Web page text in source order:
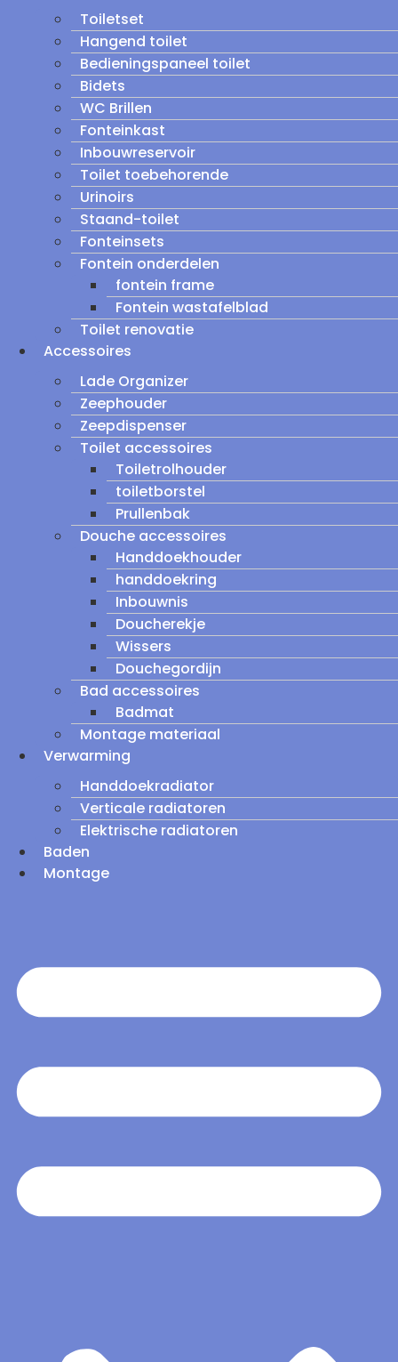
Toiletset
Hangend toilet
Bedieningspaneel toilet
Bidets
WC Brillen
Fonteinkast
Inbouwreservoir
Toilet toebehorende
Urinoirs
Staand-toilet
Fonteinsets
Fontein onderdelen
fontein frame
Fontein wastafelblad
Toilet renovatie
Accessoires
Lade Organizer
Zeephouder
Zeepdispenser
Toilet accessoires
Toiletrolhouder
toiletborstel
Prullenbak
Douche accessoires
Handdoekhouder
handdoekring
Inbouwnis
Doucherekje
Wissers
Douchegordijn
Bad accessoires
Badmat
Montage materiaal
Verwarming
Handdoekradiator
Verticale radiatoren
Elektrische radiatoren
Baden
Montage